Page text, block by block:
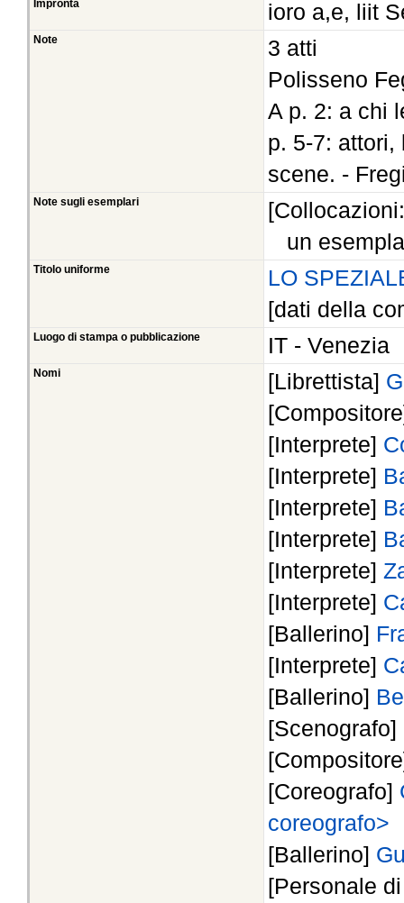
Impronta ioro a,e, liit
Note
3 atti
Polisseno
A p. 2: a chi
p. 5-7:
scene. -
Note sugli esemplari
un
Titolo uniforme
LO
[dati della
Luogo di stampa o pubblicazione IT - Venezia
Nomi [Librettista]
[Interprete]
[Interprete]
[Interprete]
[Interprete]
[Interprete]
[Interprete]
[Ballerino]
[Interprete]
[Ballerino]
[Scenografo]
[Coreografo]
coreografo>
[Ballerino]
[Personale